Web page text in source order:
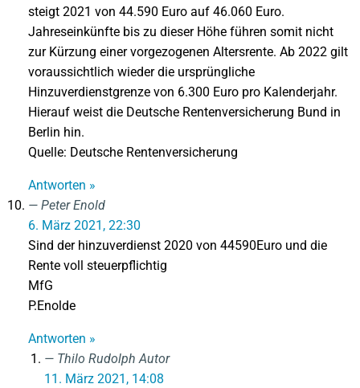
steigt 2021 von 44.590 Euro auf 46.060 Euro.
Jahreseinkünfte bis zu dieser Höhe führen somit nicht
zur Kürzung einer vorgezogenen Altersrente. Ab 2022 gilt
voraussichtlich wieder die ursprüngliche
Hinzuverdienstgrenze von 6.300 Euro pro Kalenderjahr.
Hierauf weist die Deutsche Rentenversicherung Bund in
Berlin hin.
Quelle: Deutsche Rentenversicherung
Antworten »
Peter Enold
6. März 2021, 22:30
Sind der hinzuverdienst 2020 von 44590Euro und die
Rente voll steuerpflichtig
MfG
P.Enolde
Antworten »
Thilo RudolphAutor
11. März 2021, 14:08